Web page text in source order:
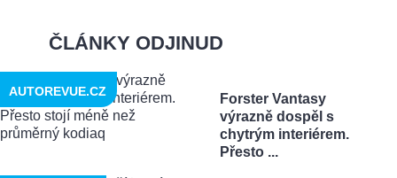
ČLÁNKY ODJINUD
Forster Vantasy
výrazně dospěl s
chytrým interiérem.
Přesto ...
AUTOREVUE.CZ